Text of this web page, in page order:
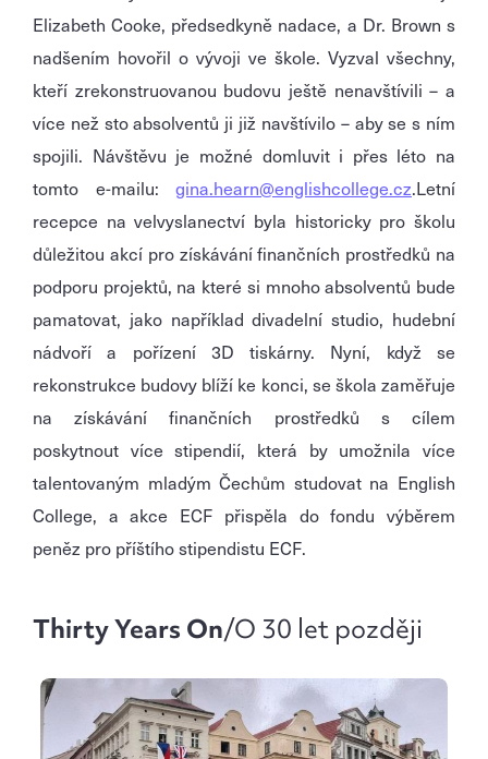
Elizabeth Cooke, předsedkyně nadace, a Dr. Brown s
nadšením hovořil o vývoji ve škole. Vyzval všechny,
kteří zrekonstruovanou budovu ještě nenavštívili – a
více než sto absolventů ji již navštívilo – aby se s ním
spojili. Návštěvu je možné domluvit i přes léto na
tomto e-mailu: gina.hearn@englishcollege.cz.Letní
recepce na velvyslanectví byla historicky pro školu
důležitou akcí pro získávání finančních prostředků na
podporu projektů, na které si mnoho absolventů bude
pamatovat, jako například divadelní studio, hudební
nádvoří a pořízení 3D tiskárny. Nyní, když se
rekonstrukce budovy blíží ke konci, se škola zaměřuje
na získávání finančních prostředků s cílem
poskytnout více stipendií, která by umožnila více
talentovaným mladým Čechům studovat na English
College, a akce ECF přispěla do fondu výběrem
peněz pro příštího stipendistu ECF.
Thirty Years On/O 30 let později